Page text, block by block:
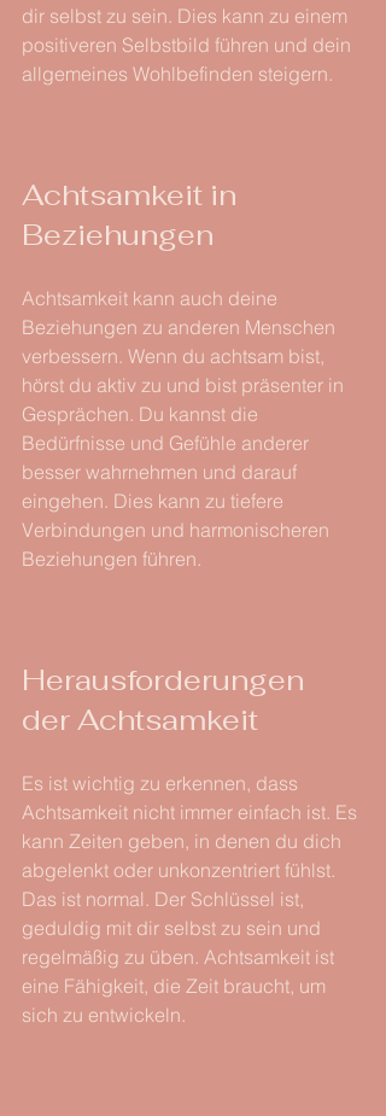
dir selbst zu sein. Dies kann zu einem
positiveren Selbstbild führen und dein
allgemeines Wohlbefinden steigern.
Achtsamkeit in
Beziehungen
Achtsamkeit kann auch deine
Beziehungen zu anderen Menschen
verbessern. Wenn du achtsam bist,
hörst du aktiv zu und bist präsenter in
Gesprächen. Du kannst die
Bedürfnisse und Gefühle anderer
besser wahrnehmen und darauf
eingehen. Dies kann zu tiefere
Verbindungen und harmonischeren
Beziehungen führen.
Herausforderungen
der Achtsamkeit
Es ist wichtig zu erkennen, dass
Achtsamkeit nicht immer einfach ist. Es
kann Zeiten geben, in denen du dich
abgelenkt oder unkonzentriert fühlst.
Das ist normal. Der Schlüssel ist,
geduldig mit dir selbst zu sein und
regelmäßig zu üben. Achtsamkeit ist
eine Fähigkeit, die Zeit braucht, um
sich zu entwickeln.